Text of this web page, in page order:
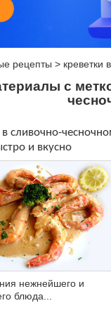
рецепты > креветки
с
в сливочно-
и вкусно
нежнейшего и
блюда...